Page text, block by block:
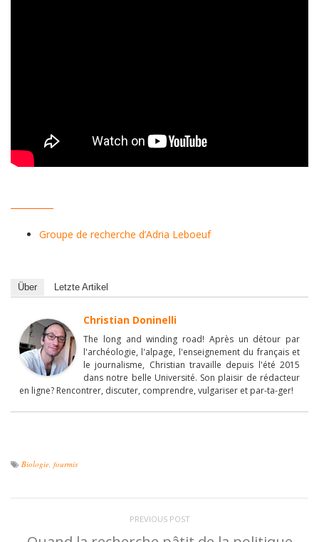
Groupe de recherche d’Adria Leboeuf
Über Letzte Artikel
Christian Doninelli
The long and winding road! Après un détour par
l'archéologie, l'alpage, l'enseignement du français et
le journalisme, Christian travaille depuis l'été 2015
dans notre belle Université. Son plaisir de rédacteur
en ligne? Rencontrer, discuter, comprendre, vulgariser et par-ta-ger!
Biologie fourmis
PREVIOUS POST